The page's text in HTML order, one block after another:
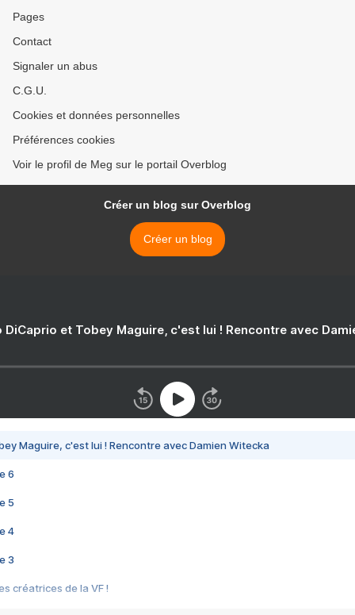
Pages
Contact
Signaler un abus
C.G.U.
Cookies et données personnelles
Préférences cookies
Voir le profil de Meg sur le portail Overblog
Créer un blog sur Overblog
Créer un blog
DiCaprio et Tobey Maguire, c'est lui ! Rencontre avec
Maguire, c'est lui ! Rencontre avec Damien Witecka
6
5
4
3
créatrices de la VF !